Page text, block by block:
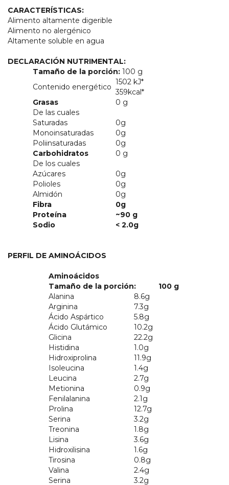
CARACTERÍSTICAS:
Alimento altamente digerible
Alimento no alergénico
Altamente soluble en agua
DECLARACIÓN NUTRIMENTAL:
Tamaño de la porción: 100 g
Contenido energético
1502 kJ*
359kcal*
Grasas
0 g
De las cuales
Saturadas
0g
Monoinsaturadas
0g
Poliinsaturadas
0g
Carbohidratos
0 g
De los cuales
Azúcares
0g
Polioles
0g
Almidón
0g
Fibra
0g
Proteína
~90 g
Sodio
< 2.0g
PERFIL DE AMINOÁCIDOS
Aminoácidos
Tamaño de la porción: 100 g
Alanina
8.6g
Arginina
7.3g
Ácido Aspártico
5.8g
Ácido Glutámico
10.2g
Glicina
22.2g
Histidina
1.0g
Hidroxiprolina
11.9g
Isoleucina
1.4g
Leucina
2.7g
Metionina
0.9g
Fenilalanina
2.1g
Prolina
12.7g
Serina
3.2g
Treonina
1.8g
Lisina
3.6g
Hidroxilisina
1.6g
Tirosina
0.8g
Valina
2.4g
Serina
3.2g